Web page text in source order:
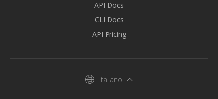
API Docs
CLI Docs
API Pricing
Italiano